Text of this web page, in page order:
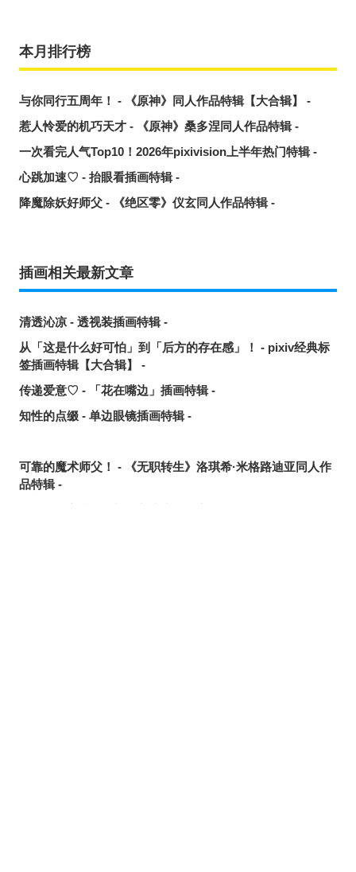
本月排行榜
与你同行五周年！ - 《原神》同人作品特辑【大合辑】 -
惹人怜爱的机巧天才 - 《原神》桑多涅同人作品特辑 -
一次看完人气Top10！2026年pixivision上半年热门特辑 -
心跳加速♡ - 抬眼看插画特辑 -
降魔除妖好师父 - 《绝区零》仪玄同人作品特辑 -
插画相关最新文章
清透沁凉 - 透视装插画特辑 -
从「这是什么好可怕」到「后方的存在感」！ - pixiv经典标
签插画特辑【大合辑】 -
传递爱意♡ - 「花在嘴边」插画特辑 -
知性的点缀 - 单边眼镜插画特辑 -
可靠的魔术师父！ - 《无职转生》洛琪希·米格路迪亚同人作
品特辑 -